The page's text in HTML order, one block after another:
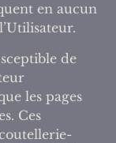
en aucun
de
les pages
Ces